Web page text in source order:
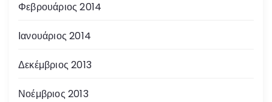
Φεβρουάριος 2014
Ιανουάριος 2014
Δεκέμβριος 2013
Νοέμβριος 2013